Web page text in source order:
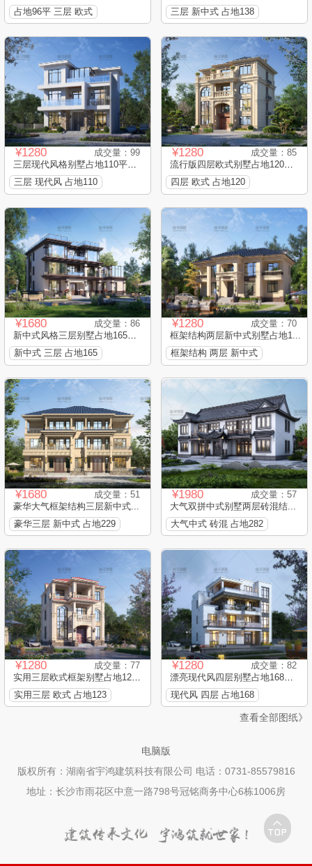
占地96平 三层 欧式
三层 新中式 占地138
¥1280
成交量：99
三层现代风格别墅占地110平框...
三层 现代风 占地110
¥1280
成交量：85
流行版四层欧式别墅占地120平...
四层 欧式 占地120
¥1680
成交量：86
新中式风格三层别墅占地165平...
新中式 三层 占地165
¥1280
成交量：70
框架结构两层新中式别墅占地1...
框架结构 两层 新中式
¥1680
成交量：51
豪华大气框架结构三层新中式...
豪华三层 新中式 占地229
¥1980
成交量：57
大气双拼中式别墅两层砖混结...
大气中式 砖混 占地282
¥1280
成交量：77
实用三层欧式框架别墅占地123...
实用三层 欧式 占地123
¥1280
成交量：82
漂亮现代风四层别墅占地168平...
现代风 四层 占地168
查看全部图纸》
电脑版
版权所有：湖南省宇鸿建筑科技有限公司 电话：0731-85579816
地址：长沙市雨花区中意一路798号冠铭商务中心6栋1006房